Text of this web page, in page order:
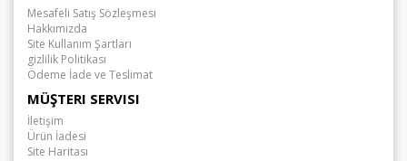
Mesafeli Satış Sözleşmesi
Hakkımızda
Site Kullanım Şartları
gizlilik Politikası
Ödeme İade ve Teslimat
MÜŞTERI SERVISI
İletişim
Ürün İadesi
Site Haritası